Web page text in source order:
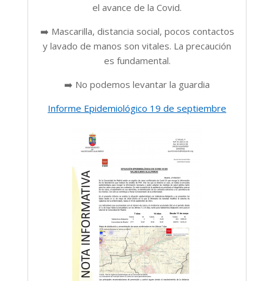
el avance de la Covid.
➡️ Mascarilla, distancia social, pocos contactos
y lavado de manos son vitales. La precaución
es fundamental.
➡️ No podemos levantar la guardia
Informe Epidemiológico 19 de septiembre